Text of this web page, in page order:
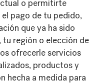
o permitirte
pago de tu pedido,
que ya ha sido
región o elección de
ofrecerle servicios
productos y
hecha a medida para